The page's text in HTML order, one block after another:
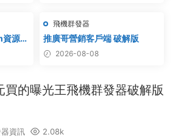
源搬
隆
飛機群發器
推廣哥營銷客戶端 破解版
2026-08-08
的曝光王飛機群發器破解版
資訊 2.08k